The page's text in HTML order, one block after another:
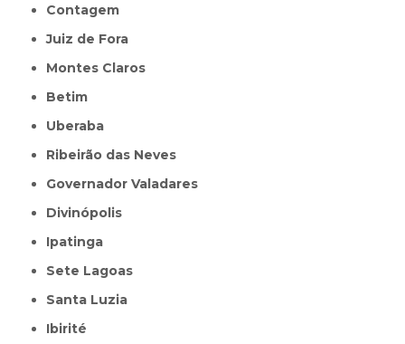
Contagem
Juiz de Fora
Montes Claros
Betim
Uberaba
Ribeirão das Neves
Governador Valadares
Divinópolis
Ipatinga
Sete Lagoas
Santa Luzia
Ibirité